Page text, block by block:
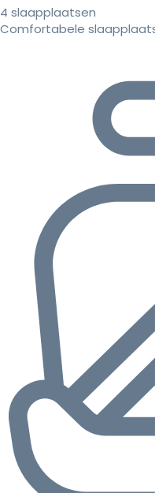
4 slaapplaatsen
Comfortabele